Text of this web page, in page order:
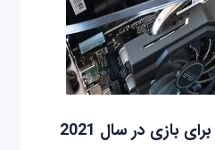
بازی در سال 2021